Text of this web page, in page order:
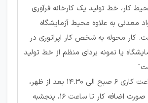
کار، خط تولید یک کارخانه فرآوری
معدنی به علاوه محیط آزمایشگاه
کار محوله به شخص کار اپراتوری در
یا نمونه بردای منظم از خط تولید
ساعت کاری 6 صبح الی 14.30 بعد از ظهر،
در صورت اضافه کار تا ساعت 16، پنجشبه